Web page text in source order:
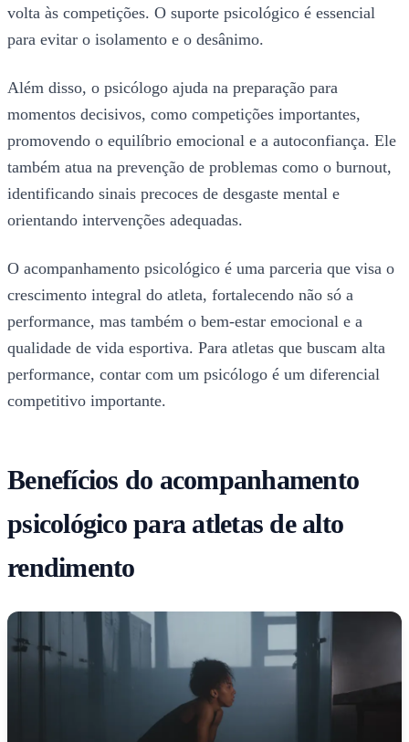
volta às competições. O suporte psicológico é essencial
para evitar o isolamento e o desânimo.
Além disso, o psicólogo ajuda na preparação para
momentos decisivos, como competições importantes,
promovendo o equilíbrio emocional e a autoconfiança. Ele
também atua na prevenção de problemas como o burnout,
identificando sinais precoces de desgaste mental e
orientando intervenções adequadas.
O acompanhamento psicológico é uma parceria que visa o
crescimento integral do atleta, fortalecendo não só a
performance, mas também o bem-estar emocional e a
qualidade de vida esportiva. Para atletas que buscam alta
performance, contar com um psicólogo é um diferencial
competitivo importante.
Benefícios do acompanhamento
psicológico para atletas de alto
rendimento